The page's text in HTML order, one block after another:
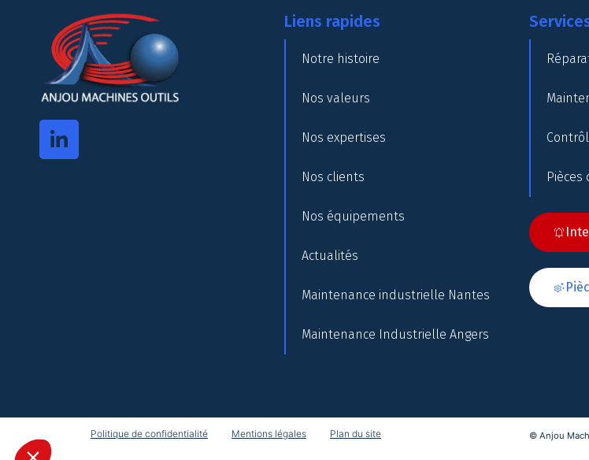
Liens rapides
Notre histoire
Nos valeurs
Nos expertises
Nos clients
Nos équipements
Actualités
Maintenance industrielle Nantes
Maintenance Industrielle Angers
Pièces
Politique de confidentialité Mentions légales Plan du site © Anjou